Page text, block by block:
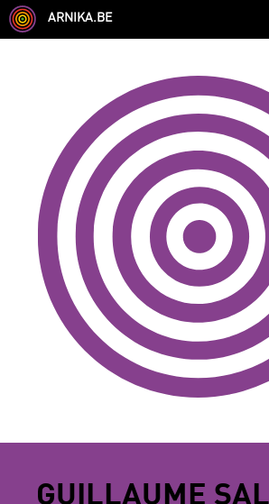
ARNIKA.BE
AUTRE COMPÉTENCE TYPE
LANGUES PARLÉES ÉCOLE
CHEVEUX TAILLE
CORPULENCE
ANNULER LES FILTRES
GUILLAUME